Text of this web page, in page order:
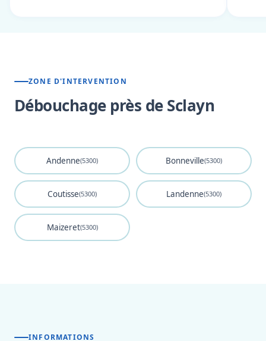
ZONE D'INTERVENTION
Débouchage près de Sclayn
Andenne(5300) Bonneville(5300)
Coutisse(5300) Landenne(5300)
Maizeret(5300)
INFORMATIONS